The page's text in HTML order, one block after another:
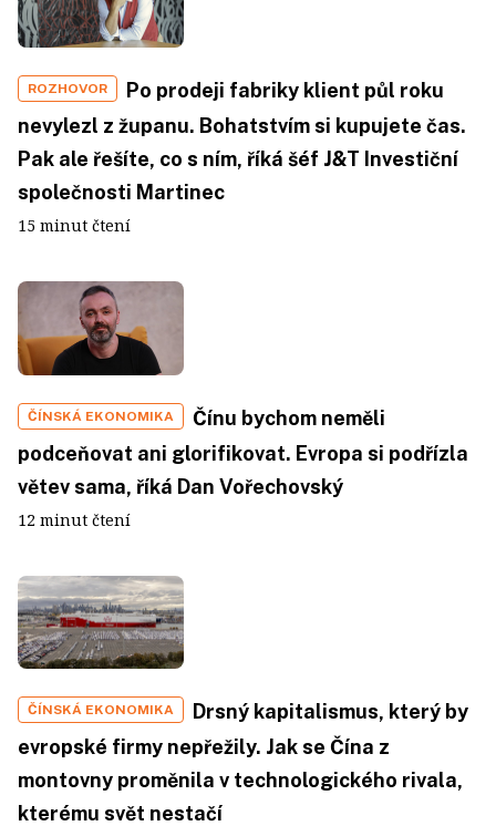
ROZHOVOR
Po prodeji fabriky klient půl roku
nevylezl z županu. Bohatstvím si kupujete čas.
Pak ale řešíte, co s ním, říká šéf J&T Investiční
společnosti Martinec
15 minut čtení
ČÍNSKÁ EKONOMIKA
Čínu bychom neměli
podceňovat ani glorifikovat. Evropa si podřízla
větev sama, říká Dan Vořechovský
12 minut čtení
ČÍNSKÁ EKONOMIKA
Drsný kapitalismus, který by
evropské firmy nepřežily. Jak se Čína z
montovny proměnila v technologického rivala,
kterému svět nestačí